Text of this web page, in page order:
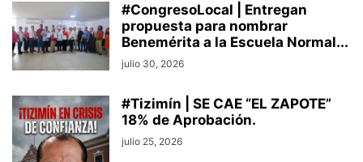
#CongresoLocal | Entregan
propuesta para nombrar
Benemérita a la Escuela Normal...
julio 30, 2026
#Tizimín | SE CAE “EL ZAPOTE”
18% de Aprobación.
julio 25, 2026